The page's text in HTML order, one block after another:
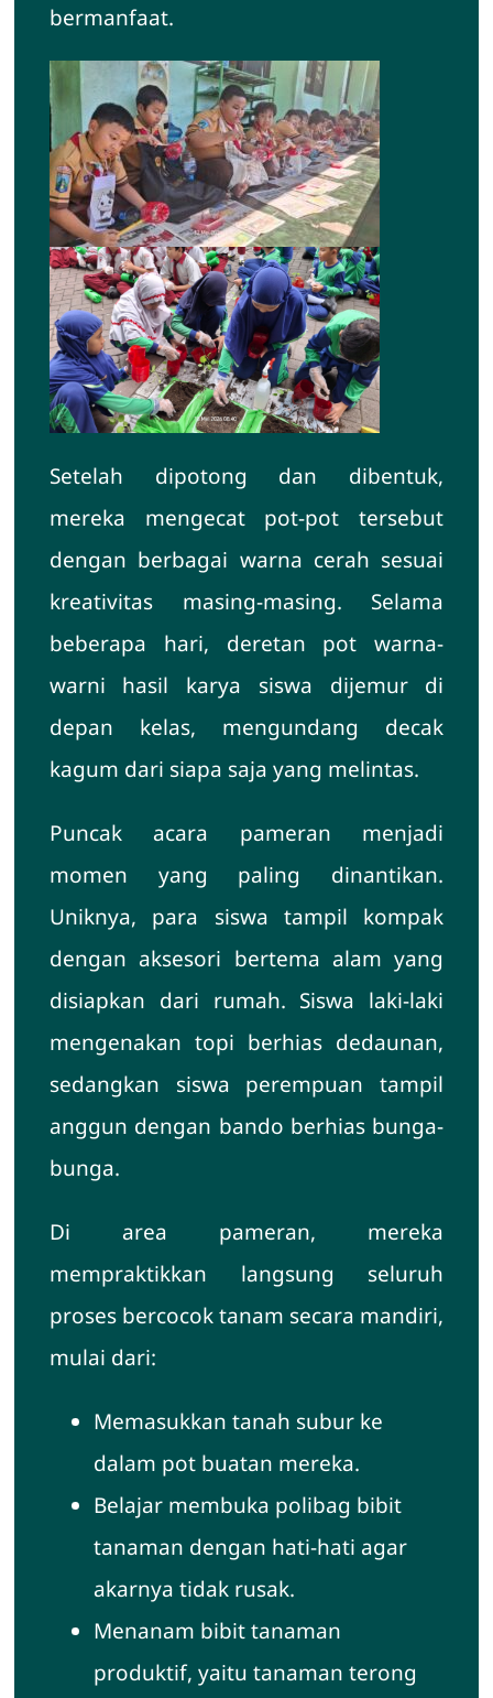
bermanfaat.
Setelah dipotong dan dibentuk,
mereka mengecat pot-pot tersebut
dengan berbagai warna cerah sesuai
kreativitas masing-masing. Selama
beberapa hari, deretan pot warna-
warni hasil karya siswa dijemur di
depan kelas, mengundang decak
kagum dari siapa saja yang melintas.
Puncak acara pameran menjadi
momen yang paling dinantikan.
Uniknya, para siswa tampil kompak
dengan aksesori bertema alam yang
disiapkan dari rumah. Siswa laki-laki
mengenakan topi berhias dedaunan,
sedangkan siswa perempuan tampil
anggun dengan bando berhias bunga-
bunga.
Di area pameran, mereka
mempraktikkan langsung seluruh
proses bercocok tanam secara mandiri,
mulai dari:
Memasukkan tanah subur ke
dalam pot buatan mereka.
Belajar membuka polibag bibit
tanaman dengan hati-hati agar
akarnya tidak rusak.
Menanam bibit tanaman
produktif, yaitu tanaman terong